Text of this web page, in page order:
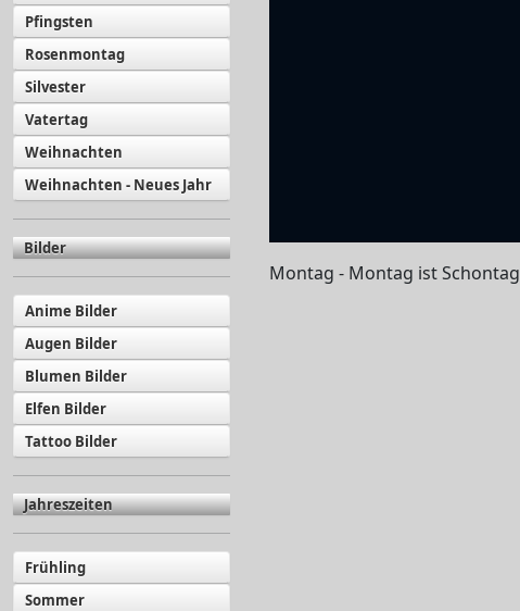
Pfingsten
Rosenmontag
Silvester
Vatertag
Weihnachten
Weihnachten - Neues Jahr
Bilder
Anime Bilder
Augen Bilder
Blumen Bilder
Elfen Bilder
Tattoo Bilder
Jahreszeiten
Frühling
Sommer
Montag - Montag ist Schontag